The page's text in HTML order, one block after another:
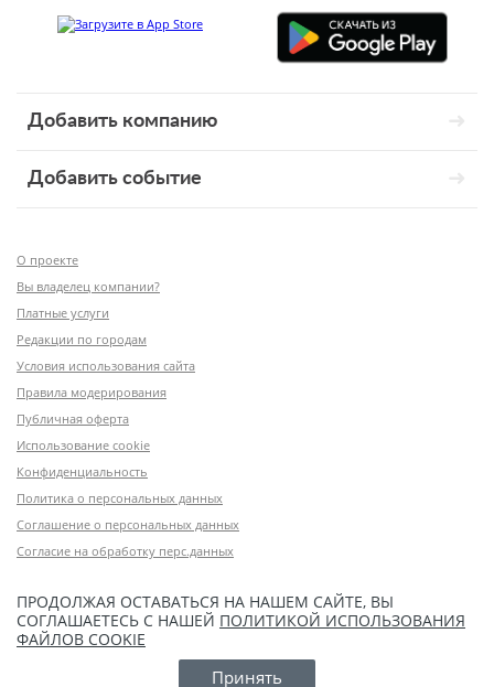
Добавить компанию
Добавить событие
О проекте
Вы владелец компании?
Платные услуги
Редакции по городам
Условия использования сайта
Правила модерирования
Публичная оферта
Использование cookie
Конфиденциальность
Политика о персональных данных
Соглашение о персональных данных
Согласие на обработку перс.данных
ПРОДОЛЖАЯ ОСТАВАТЬСЯ НА НАШЕМ САЙТЕ, ВЫ
СОГЛАШАЕТЕСЬ С НАШЕЙ ПОЛИТИКОЙ ИСПОЛЬЗОВАНИЯ
ФАЙЛОВ COOKIE
Принять